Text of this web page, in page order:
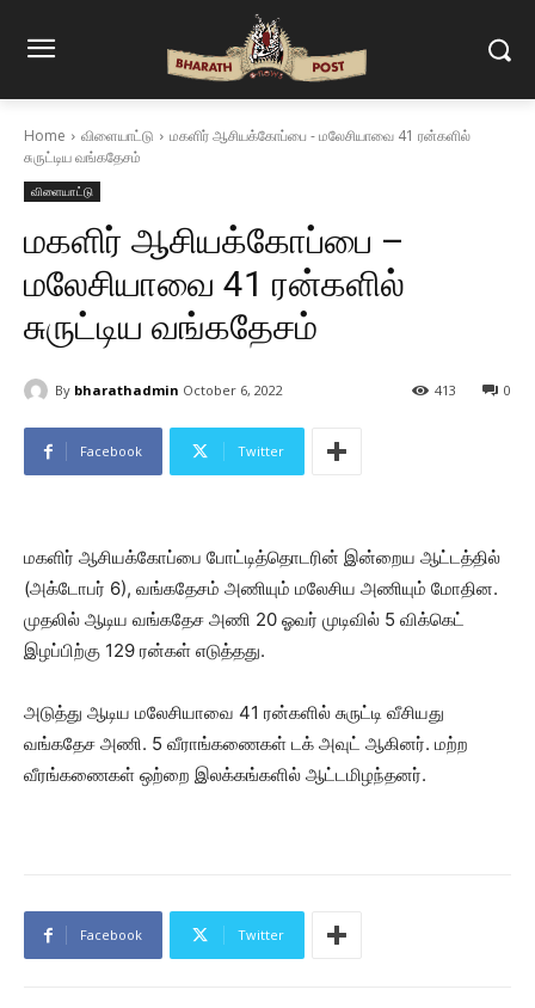
Home விளையாட்டு
மகளிர் ஆசியக்கோப்பை - மலேசியாவை 41 ரன்களில்
சுருட்டிய வங்கதேசம்
விளையாட்டு
மகளிர் ஆசியக்கோப்பை –
மலேசியாவை 41 ரன்களில்
சுருட்டிய வங்கதேசம்
By bharathadmin October 6, 2022 0
413
Facebook Twitter
மகளிர் ஆசியக்கோப்பை போட்டித்தொடரின் இன்றைய ஆட்டத்தில்
(அக்டோபர் 6), வங்கதேசம் அணியும் மலேசிய அணியும் மோதின.
முதலில் ஆடிய வங்கதேச அணி 20 ஓவர் முடிவில் 5 விக்கெட்
இழப்பிற்கு 129 ரன்கள் எடுத்தது.
அடுத்து ஆடிய மலேசியாவை 41 ரன்களில் சுருட்டி வீசியது
வங்கதேச அணி. 5 வீராங்கணைகள் டக் அவுட் ஆகினர். மற்ற
வீரங்கணைகள் ஒற்றை இலக்கங்களில் ஆட்டமிழந்தனர்.
Facebook Twitter